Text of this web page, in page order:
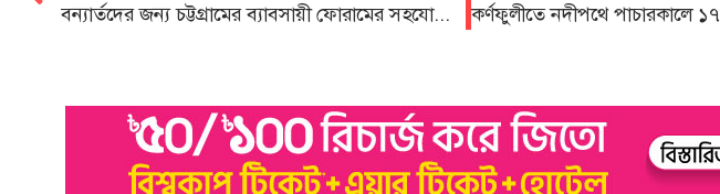
বন্যার্তদের জন্য চট্টগ্রামের ব্যাবসায়ী ফোরামের সহযোগিতা অব্যাহত থাকবে: এস এম সাইফুল